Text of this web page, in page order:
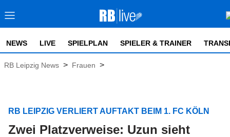
NEWS LIVE SPIELPLAN SPIELER & TRAINER
RB Leipzig News > Frauen >
RB LEIPZIG VERLIERT AUFTAKT BEIM 1. FC KÖLN
Zwei Platzverweise: Uzun sieht